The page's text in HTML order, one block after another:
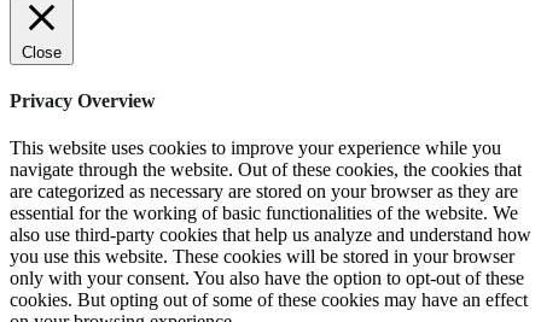
Close
Privacy Overview
This website uses cookies to improve your experience while you
navigate through the website. Out of these cookies, the cookies that
are categorized as necessary are stored on your browser as they are
essential for the working of basic functionalities of the website. We
also use third-party cookies that help us analyze and understand how
you use this website. These cookies will be stored in your browser
only with your consent. You also have the option to opt-out of these
cookies. But opting out of some of these cookies may have an effect